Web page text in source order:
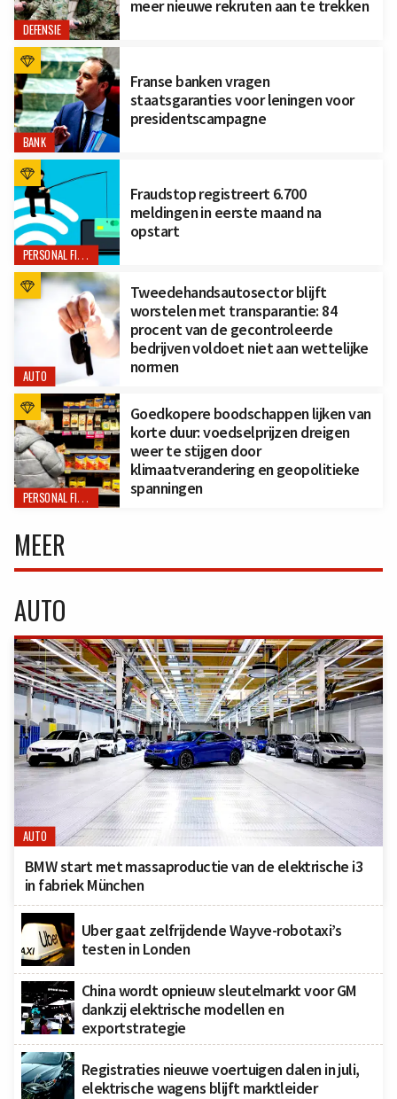
DEFENSIE
meer nieuwe rekruten aan te trekken
BANK
Franse banken vragen
staatsgaranties voor leningen voor
presidentscampagne
PERSONAL FINANCE
Fraudstop registreert 6.700
meldingen in eerste maand na
opstart
AUTO
Tweedehandsautosector blijft
worstelen met transparantie: 84
procent van de gecontroleerde
bedrijven voldoet niet aan wettelijke
normen
PERSONAL FINANCE
Goedkopere boodschappen lijken van
korte duur: voedselprijzen dreigen
weer te stijgen door
klimaatverandering en geopolitieke
spanningen
MEER
AUTO
AUTO
BMW start met massaproductie van de elektrische i3
in fabriek München
Uber gaat zelfrijdende Wayve-robotaxi’s
testen in Londen
China wordt opnieuw sleutelmarkt voor GM
dankzij elektrische modellen en
exportstrategie
Registraties nieuwe voertuigen dalen in juli,
elektrische wagens blijft marktleider